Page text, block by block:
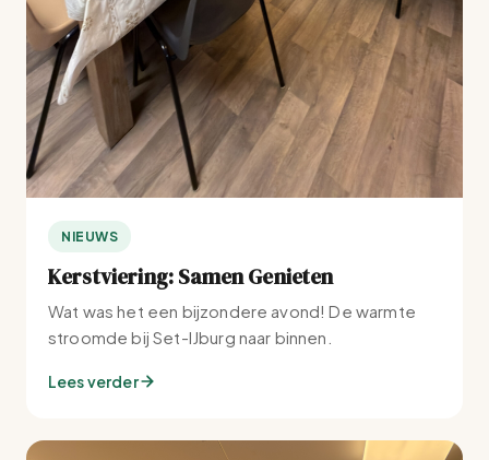
NIEUWS
Kerstviering: Samen Genieten
Wat was het een bijzondere avond! De warmte
stroomde bij Set-IJburg naar binnen.
Lees verder